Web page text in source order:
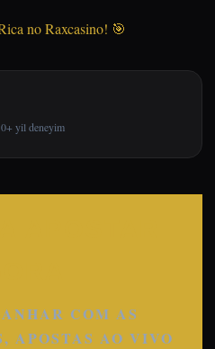
no Raxcasino! 🎯
yil deneyim
COM AS
APOSTAS AO VIVO